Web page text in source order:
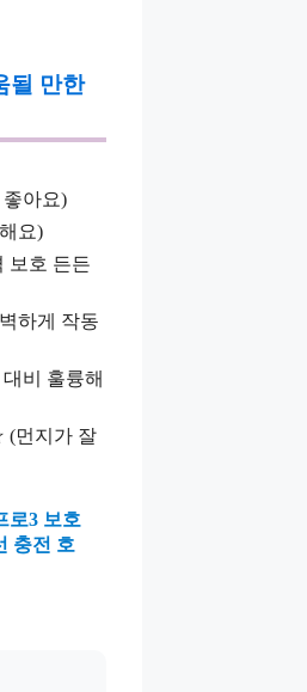
될 만한
좋아요)
해요)
보호 든든
벽하게 작동
대비 훌륭해
(먼지가 잘
로3 보호
충전 호